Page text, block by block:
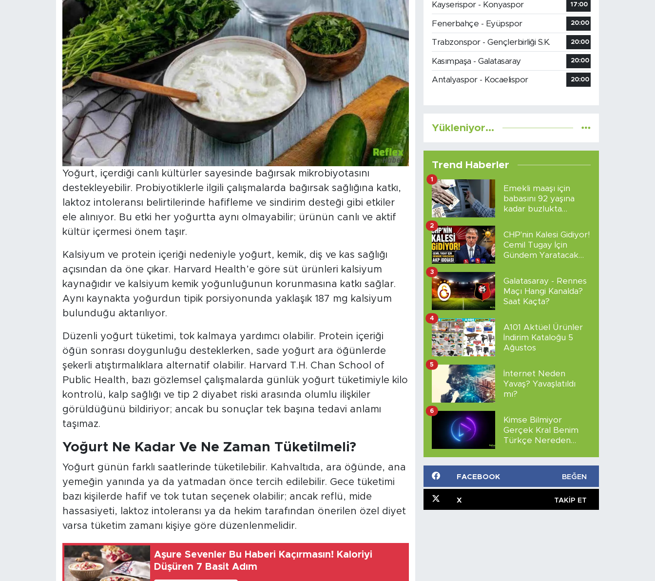
Yoğurt, içerdiği canlı kültürler sayesinde bağırsak mikrobiyotasını
destekleyebilir. Probiyotiklerle ilgili çalışmalarda bağırsak sağlığına katkı,
laktoz intoleransı belirtilerinde hafifleme ve sindirim desteği gibi etkiler
ele alınıyor. Bu etki her yoğurtta aynı olmayabilir; ürünün canlı ve aktif
kültür içermesi önem taşır.
Kalsiyum ve protein içeriği nedeniyle yoğurt, kemik, diş ve kas sağlığı
açısından da öne çıkar. Harvard Health’e göre süt ürünleri kalsiyum
kaynağıdır ve kalsiyum kemik yoğunluğunun korunmasına katkı sağlar.
Aynı kaynakta yoğurdun tipik porsiyonunda yaklaşık 187 mg kalsiyum
bulunduğu aktarılıyor.
Düzenli yoğurt tüketimi, tok kalmaya yardımcı olabilir. Protein içeriği
öğün sonrası doygunluğu desteklerken, sade yoğurt ara öğünlerde
şekerli atıştırmalıklara alternatif olabilir. Harvard T.H. Chan School of
Public Health, bazı gözlemsel çalışmalarda günlük yoğurt tüketimiyle kilo
kontrolü, kalp sağlığı ve tip 2 diyabet riski arasında olumlu ilişkiler
görüldüğünü bildiriyor; ancak bu sonuçlar tek başına tedavi anlamı
taşımaz.
Yoğurt Ne Kadar Ve Ne Zaman Tüketilmeli?
Yoğurt günün farklı saatlerinde tüketilebilir. Kahvaltıda, ara öğünde, ana
yemeğin yanında ya da yatmadan önce tercih edilebilir. Gece tüketimi
bazı kişilerde hafif ve tok tutan seçenek olabilir; ancak reflü, mide
hassasiyeti, laktoz intoleransı ya da hekim tarafından önerilen özel diyet
varsa tüketim zamanı kişiye göre düzenlenmelidir.
Aşure Sevenler Bu Haberi Kaçırmasın! Kaloriyi
Düşüren 7 Basit Adım
Kayserispor - Konyaspor
17:00
Fenerbahçe - Eyüpspor 20:00
Trabzonspor - Gençlerbirliği S.K. 20:00
Kasımpaşa - Galatasaray 20:00
Antalyaspor - Kocaelispor 20:00
Yükleniyor...
Trend Haberler
Emekli maaşı için
babasını 92 yaşına
kadar buzlukta
1
CHP'nin Kalesi Gidiyor!
Cemil Tugay İçin
Gündem Yaratacak
2
Galatasaray - Rennes
Maçı Hangi Kanalda?
Saat Kaçta?
3
A101 Aktüel Ürünler
İndirim Kataloğu 5
Ağustos
4
İnternet Neden
Yavaş? Yavaşlatıldı
mı?
5
Kimse Bilmiyor
Gerçek Kral Benim
Türkçe Nereden
6
FACEBOOK BEĞEN
X TAKIP ET